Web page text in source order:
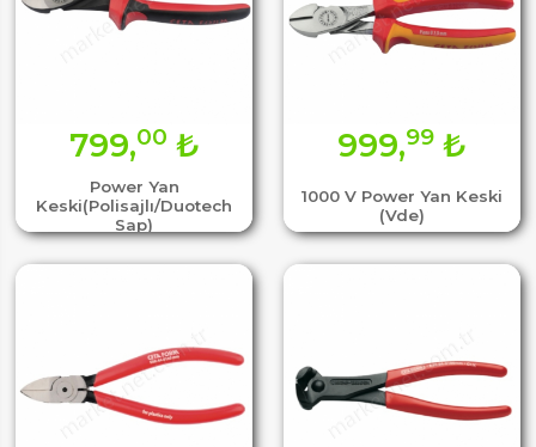
Power Yan
Keski(Polisajlı/Duotech
Sap)
799,00 ₺
1000 V Power Yan Keski
(Vde)
999,99₺